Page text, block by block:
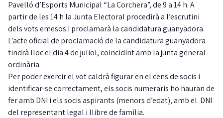
Pavelló d’Esports Municipal “La Corchera”, de 9 a 14 h. A
partir de les 14 h la Junta Electoral procedirà a l’escrutini
dels vots emesos i proclamarà la candidatura guanyadora.
L’acte oficial de proclamació de la candidatura guanyadora
tindrà lloc el dia 4 de juliol, coincidint amb la junta general
ordinària.
Per poder exercir el vot caldrà figurar en el cens de socis i
identificar-se correctament, els socis numeraris ho hauran de
fer amb DNI i els socis aspirants (menors d’edat), amb el DNI
del representant legal i llibre de família.